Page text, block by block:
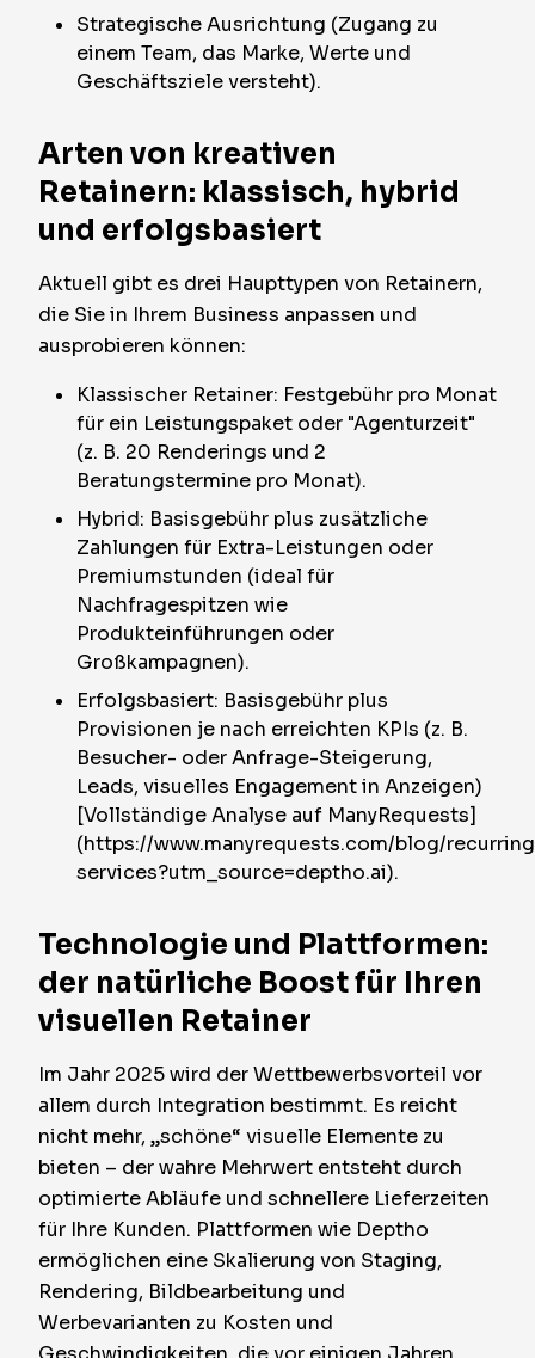
Strategische Ausrichtung (Zugang zu
einem Team, das Marke, Werte und
Geschäftsziele versteht).
Arten von kreativen
Retainern: klassisch, hybrid
und erfolgsbasiert
Aktuell gibt es drei Haupttypen von Retainern,
die Sie in Ihrem Business anpassen und
ausprobieren können:
Klassischer Retainer: Festgebühr pro Monat
für ein Leistungspaket oder "Agenturzeit"
(z. B. 20 Renderings und 2
Beratungstermine pro Monat).
Hybrid: Basisgebühr plus zusätzliche
Zahlungen für Extra-Leistungen oder
Premiumstunden (ideal für
Nachfragespitzen wie
Produkteinführungen oder
Großkampagnen).
Erfolgsbasiert: Basisgebühr plus
Provisionen je nach erreichten KPIs (z. B.
Besucher- oder Anfrage-Steigerung,
Leads, visuelles Engagement in Anzeigen)
[Vollständige Analyse auf ManyRequests]
(https://www.manyrequests.com/blog/
services?utm_source=deptho.ai).
Technologie und Plattformen:
der natürliche Boost für Ihren
visuellen Retainer
Im Jahr 2025 wird der Wettbewerbsvorteil vor
allem durch Integration bestimmt. Es reicht
nicht mehr, „schöne“ visuelle Elemente zu
bieten – der wahre Mehrwert entsteht durch
optimierte Abläufe und schnellere Lieferzeiten
für Ihre Kunden. Plattformen wie Deptho
ermöglichen eine Skalierung von Staging,
Rendering, Bildbearbeitung und
Werbevarianten zu Kosten und